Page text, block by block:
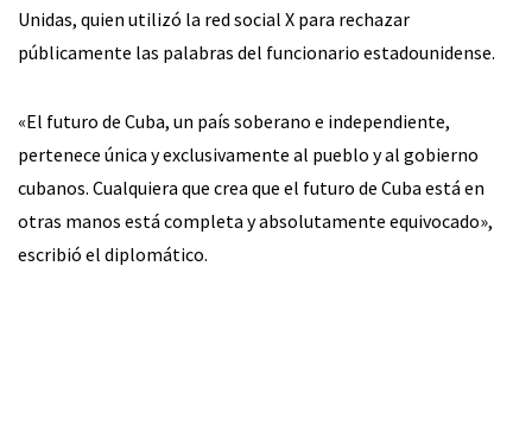
Unidas, quien utilizó la red social X para rechazar
públicamente las palabras del funcionario estadounidense.
«El futuro de Cuba, un país soberano e independiente,
pertenece única y exclusivamente al pueblo y al gobierno
cubanos. Cualquiera que crea que el futuro de Cuba está en
otras manos está completa y absolutamente equivocado»,
escribió el diplomático.